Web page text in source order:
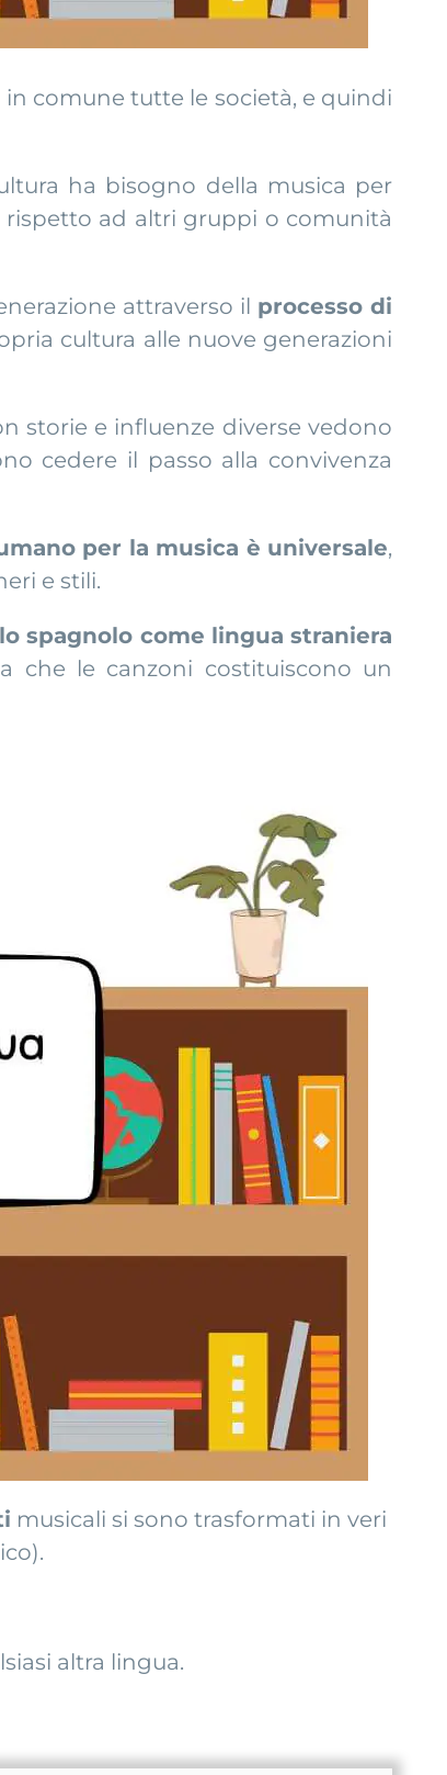
comune tutte le società, e quindi
ha bisogno della musica per
rispetto ad altri gruppi o comunità
attraverso il processo di
cultura alle nuove generazioni
storie e influenze diverse vedono
cedere il passo alla convivenza
per la musica è universale,
e stili.
spagnolo come lingua straniera
che le canzoni costituiscono un
musicali si sono trasformati in veri
altra lingua.